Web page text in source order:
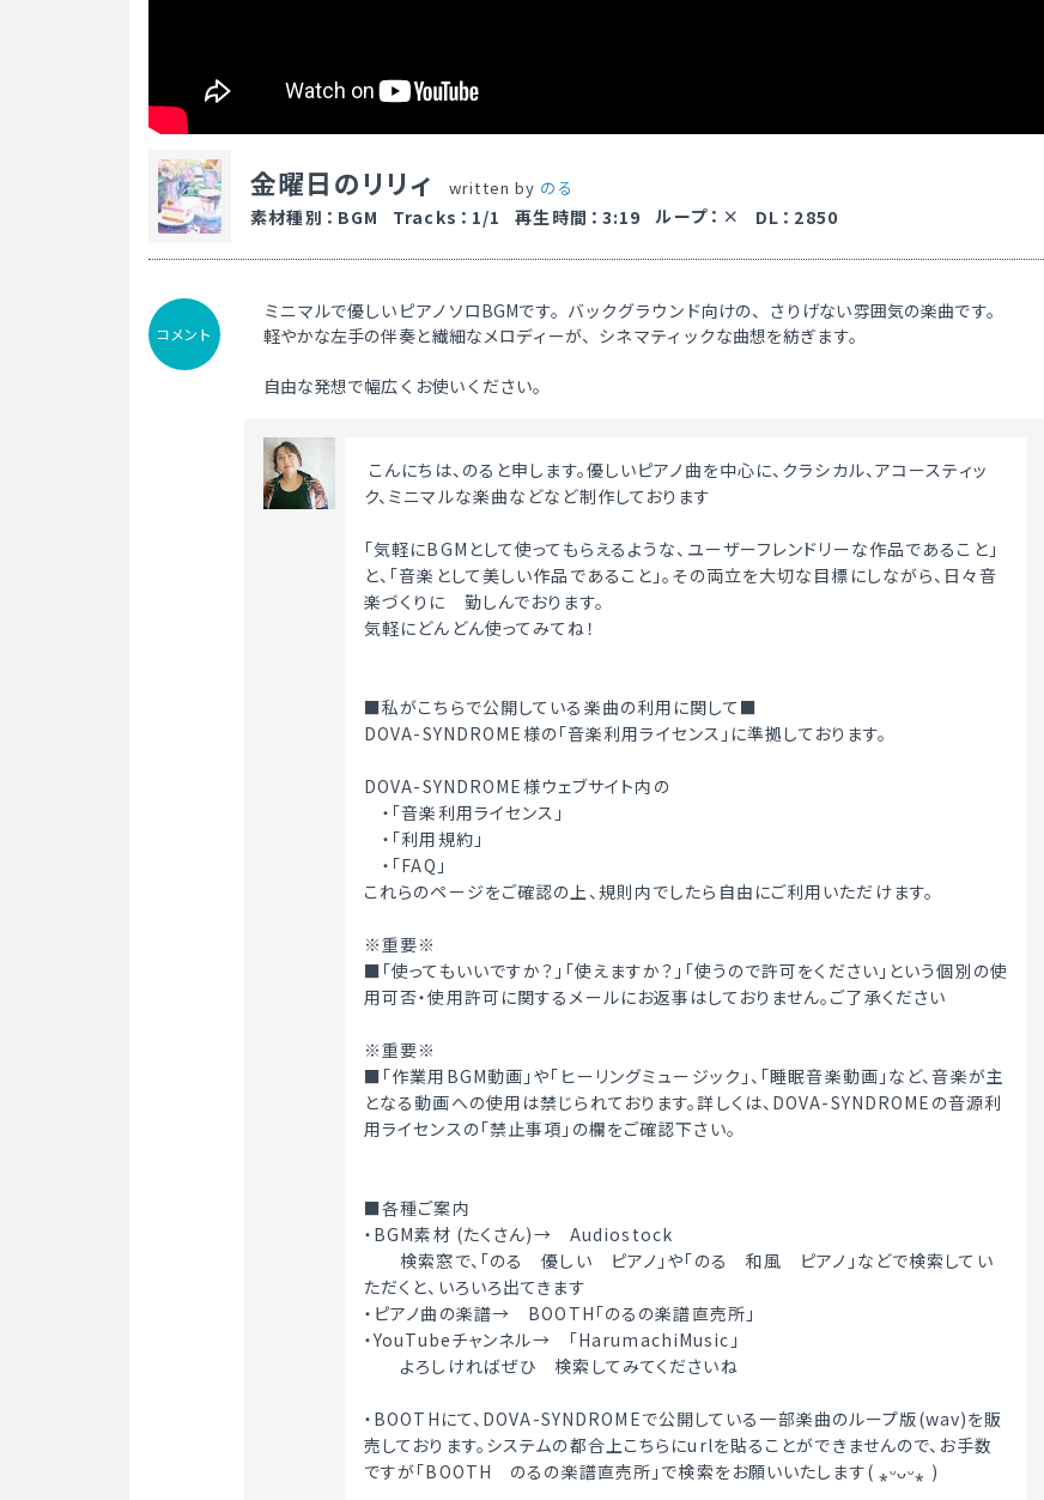
金曜日のリリィ written by のる
素材種別 ： BGM Tracks ： 1/1 再生時間 ： 3:19 ループ ： DL ： 2850
コメント
ミニマルで優しいピアノソロBGMです。バックグラウンド向けの、さりげない雰囲気の楽曲です。
軽やかな左手の伴奏と繊細なメロディーが、シネマティックな曲想を紡ぎます。
自由な発想で幅広くお使いください。
ク、ミニマルな楽曲などなど制作しております
「気軽にBGMとして使ってもらえるような、ユーザーフレンドリーな作品であること」
と、「音楽として美しい作品であること」。その両立を大切な目標にしながら、日々音
楽づくりに　勤しんでおります。
気軽にどんどん使ってみてね！
■私がこちらで公開している楽曲の利用に関して■
DOVA-SYNDROME様の「音楽利用ライセンス」に準拠しております。
DOVA-SYNDROME様ウェブサイト内の
・「音楽利用ライセンス」
・「利用規約」
・「FAQ」
これらのページをご確認の上、規則内でしたら自由にご利用いただけます。
※重要※
■「使ってもいいですか？」「使えますか？」「使うので許可をください」という個別の使
用可否・使用許可に関するメールにお返事はしておりません。ご了承ください
※重要※
■「作業用BGM動画」や「ヒーリングミュージック」、「睡眠音楽動画」など、音楽が主
となる動画への使用は禁じられております。詳しくは、DOVA-SYNDROMEの音源利
用ライセンスの「禁止事項」の欄をご確認下さい。
■各種ご案内
・BGM素材 (たくさん)→　Audiostock
検索窓で、「のる　優しい　ピアノ」や「のる　和風　ピアノ」などで検索してい
ただくと、いろいろ出てきます
・ピアノ曲の楽譜→　BOOTH「のるの楽譜直売所」
・YouTubeチャンネル→　「HarumachiMusic」
よろしければぜひ　検索してみてくださいね
・BOOTHにて、DOVA-SYNDROMEで公開している一部楽曲のループ版(wav)を販
売しております。システムの都合上こちらにurlを貼ることができませんので、お手数
ですが「BOOTH　のるの楽譜直売所」で検索をお願いいたします( ⁎ᵕᴗᵕ⁎ )